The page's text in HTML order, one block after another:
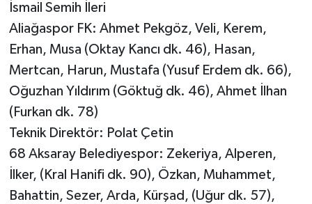
İsmail Semih İleri
Aliağaspor FK: Ahmet Pekgöz, Veli, Kerem,
Erhan, Musa (Oktay Kancı dk. 46), Hasan,
Mertcan, Harun, Mustafa (Yusuf Erdem dk. 66),
Oğuzhan Yıldırım (Göktuğ dk. 46), Ahmet İlhan
(Furkan dk. 78)
Teknik Direktör: Polat Çetin
68 Aksaray Belediyespor: Zekeriya, Alperen,
İlker, (Kral Hanifi dk. 90), Özkan, Muhammet,
Bahattin, Sezer, Arda, Kürşad, (Uğur dk. 57),